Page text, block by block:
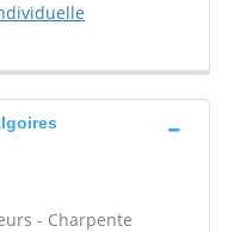
- Charpente